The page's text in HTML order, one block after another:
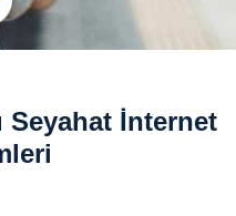
Seyahat İnternet